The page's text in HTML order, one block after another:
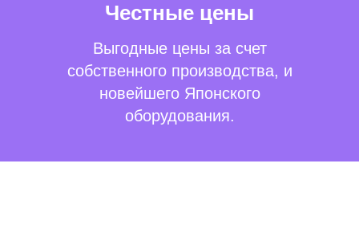
Честные цены
Выгодные цены за счет
собственного производства, и
новейшего Японского
оборудования.